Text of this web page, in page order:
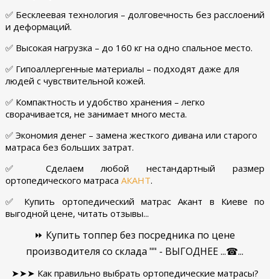
✅ Бесклеевая технология – долговечность без расслоений
и деформаций.
✅ Высокая нагрузка – до 160 кг на одно спальное место.
✅ Гипоаллергенные материалы – подходят даже для
людей с чувствительной кожей.
✅ Компактность и удобство хранения – легко
сворачивается, не занимает много места.
✅ Экономия денег – замена жесткого дивана или старого
матраса без больших затрат.
✅ Сделаем любой нестандартный размер
ортопедического матраса АКАНТ.
✅ Купить ортопедический матрас Акант в Киеве по
выгодной цене, читать отзывы...
⏩ Купить топпер без посредника по цене
производителя со склада "" - ВЫГОДНЕЕ ...☎...
➤➤➤ Как правильно выбрать ортопедические матрасы?